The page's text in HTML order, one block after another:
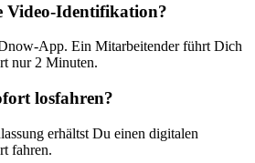
Video-Identifikation?
App. Ein Mitarbeitender führt Dich
nur 2 Minuten.
losfahren?
erhältst Du einen digitalen
fahren.